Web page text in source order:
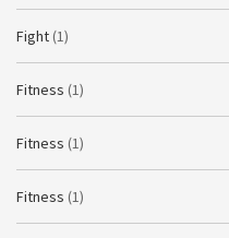
Fight (1)
Fitness (1)
Fitness (1)
Fitness (1)